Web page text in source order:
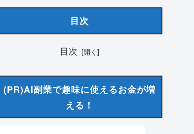
目次
目次
(PR)AI副業で趣味に使えるお金が増
える！